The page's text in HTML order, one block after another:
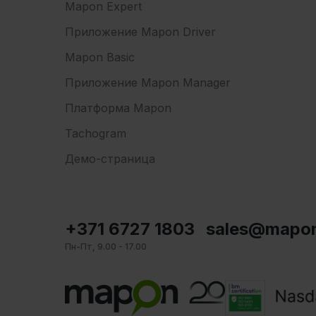
Mapon Expert
Приложение Mapon Driver
Mapon Basic
Приложение Mapon Manager
Платформа Mapon
Tachogram
Демо-страница
+371 6727 1803
Пн-Пт, 9.00 - 17.00